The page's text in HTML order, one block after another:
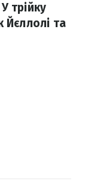
трійку
Йєллолі та